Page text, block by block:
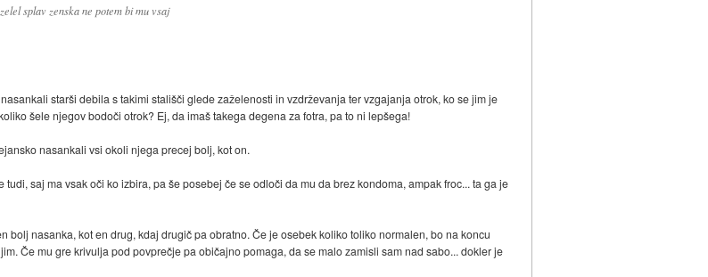
splav zenska ne potem bi mu vsaj
starši debila s takimi stališči glede zaželenosti in vzdrževanja ter vzgajanja otrok, ko se jim je
šele njegov bodoči otrok? Ej, da imaš takega degena za fotra, pa to ni lepšega!
nasankali vsi okoli njega precej bolj, kot on.
saj ma vsak oči ko izbira, pa še posebej če se odloči da mu da brez kondoma, ampak froc... ta ga je
bolj nasanka, kot en drug, kdaj drugič pa obratno. Če je osebek koliko toliko normalen, bo na koncu
Če mu gre krivulja pod povprečje pa običajno pomaga, da se malo zamisli sam nad sabo... dokler je